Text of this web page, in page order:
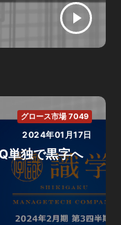
グロース市場 7049
2024年01月17日
単独で黒字へ